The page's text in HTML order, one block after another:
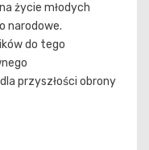
życie młodych
narodowe.
do tego
przyszłości obrony